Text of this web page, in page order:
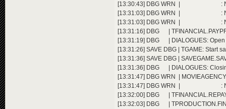
[13:30:43] DBG WRN | : Not
[13:31:03] DBG WRN | : Not
[13:31:03] DBG WRN | : Not
[13:31:16] DBG |
[13:31:19] DBG | DIALOGUES: Open
[13:31:26] SAVE DBG | TGAME: Start
[13:31:36] SAVE DBG |
[13:31:36] DBG | DIALOGUES:
[13:31:47] DBG WRN |
[13:31:47] DBG WRN | : Not
[13:32:00] DBG |
[13:32:03] DBG |